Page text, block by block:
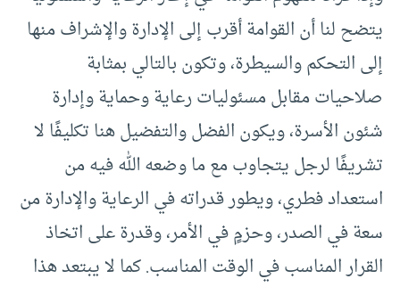
يتضح لنا أن القوامة أقرب إلى الإدارة والإشراف منها
إلى التحكم والسيطرة، وتكون بالتالي بمثابة
صلاحيات مقابل مسئوليات رعاية وحماية وإدارة
شئون الأسرة، ويكون الفضل والتفضيل هنا تكليفًا لا
تشريفًا لرجل يتجاوب مع ما وضعه الله فيه من
استعداد فطري، ويطور قدراته في الرعاية والإدارة من
سعة في الصدر، وحزمٍ في الأمر، وقدرة على اتخاذ
القرار المناسب في الوقت المناسب. كما لا يبتعد هذا